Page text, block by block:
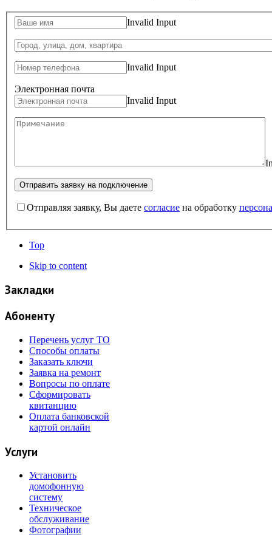
Invalid Input
Invalid Input
Электронная почта
Invalid Input
Отправляя заявку, Вы даете согласие на обработку
Top
Skip to content
Закладки
Абоненту
Перечень услуг ТО
Способы оплаты
Заказать ключи
Заявка на ремонт
Вопросы по оплате
Сформировать
квитанцию
Оплата банковской
картой онлайн
Услуги
Установить
домофонную
систему
Техническое
обслуживание
Фотографии